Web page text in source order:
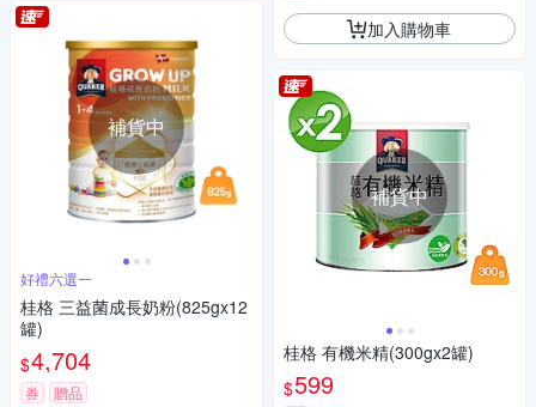
補貨中
好禮六選一
桂格 三益菌成長奶粉(825gx12
罐)
$4,704
券 贈品
加入購物車
補貨中
桂格 有機米精(300gx2罐)
$599